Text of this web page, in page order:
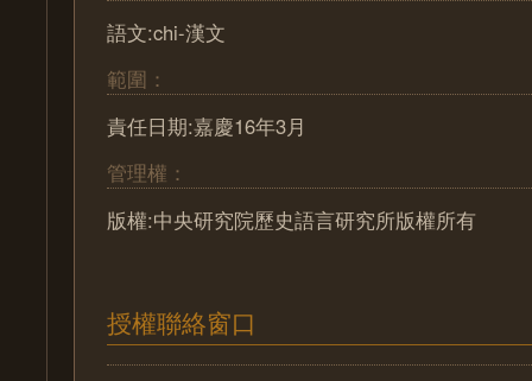
語文:chi-漢文
範圍：
責任日期:嘉慶16年3月
管理權：
版權:中央研究院歷史語言研究所版權所有
授權聯絡窗口